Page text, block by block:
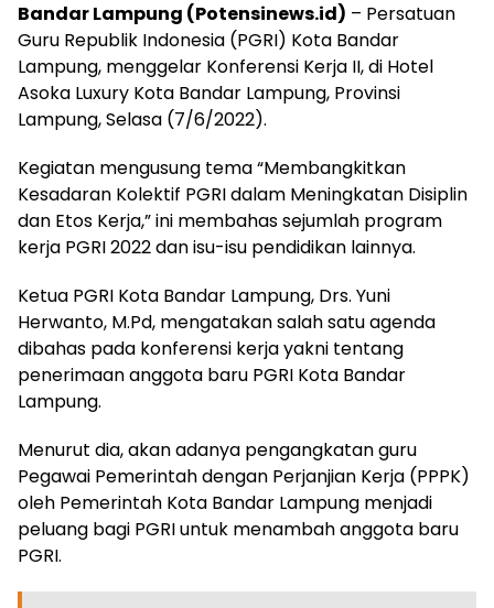
Bandar Lampung (Potensinews.id) – Persatuan
Guru Republik Indonesia (PGRI) Kota Bandar
Lampung, menggelar Konferensi Kerja II, di Hotel
Asoka Luxury Kota Bandar Lampung, Provinsi
Lampung, Selasa (7/6/2022).
Kegiatan mengusung tema “Membangkitkan
Kesadaran Kolektif PGRI dalam Meningkatan Disiplin
dan Etos Kerja,” ini membahas sejumlah program
kerja PGRI 2022 dan isu-isu pendidikan lainnya.
Ketua PGRI Kota Bandar Lampung, Drs. Yuni
Herwanto, M.Pd, mengatakan salah satu agenda
dibahas pada konferensi kerja yakni tentang
penerimaan anggota baru PGRI Kota Bandar
Lampung.
Menurut dia, akan adanya pengangkatan guru
Pegawai Pemerintah dengan Perjanjian Kerja (PPPK)
oleh Pemerintah Kota Bandar Lampung menjadi
peluang bagi PGRI untuk menambah anggota baru
PGRI.